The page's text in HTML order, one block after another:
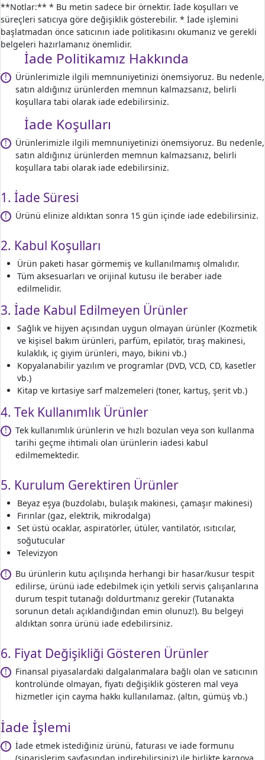
**Notlar:** * Bu metin sadece bir örnektir. İade koşulları ve
süreçleri satıcıya göre değişiklik gösterebilir. * İade işlemini
başlatmadan önce satıcının iade politikasını okumanız ve gerekli
belgeleri hazırlamanız önemlidir.
İade Politikamız Hakkında
!
Ürünlerimizle ilgili memnuniyetinizi önemsiyoruz. Bu nedenle,
satın aldığınız ürünlerden memnun kalmazsanız, belirli
koşullara tabi olarak iade edebilirsiniz.
İade Koşulları
!
Ürünlerimizle ilgili memnuniyetinizi önemsiyoruz. Bu nedenle,
satın aldığınız ürünlerden memnun kalmazsanız, belirli
koşullara tabi olarak iade edebilirsiniz.
1. İade Süresi
! Ürünü elinize aldıktan sonra 15 gün içinde iade edebilirsiniz.
2. Kabul Koşulları
Ürün paketi hasar görmemiş ve kullanılmamış olmalıdır.
Tüm aksesuarları ve orijinal kutusu ile beraber iade
edilmelidir.
3. İade Kabul Edilmeyen Ürünler
Sağlık ve hijyen açısından uygun olmayan ürünler (Kozmetik
ve kişisel bakım ürünleri, parfüm, epilatör, tıraş makinesi,
kulaklık, iç giyim ürünleri, mayo, bikini vb.)
Kopyalanabilir yazılım ve programlar (DVD, VCD, CD, kasetler
vb.)
Kitap ve kırtasiye sarf malzemeleri (toner, kartuş, şerit vb.)
4. Tek Kullanımlık Ürünler
!
Tek kullanımlık ürünlerin ve hızlı bozulan veya son kullanma
tarihi geçme ihtimali olan ürünlerin iadesi kabul
edilmemektedir.
5. Kurulum Gerektiren Ürünler
Beyaz eşya (buzdolabı, bulaşık makinesi, çamaşır makinesi)
Fırınlar (gaz, elektrik, mikrodalga)
Set üstü ocaklar, aspiratörler, ütüler, vantilatör, ısıtıcılar,
soğutucular
Televizyon
!
Bu ürünlerin kutu açılışında herhangi bir hasar/kusur tespit
edilirse, ürünü iade edebilmek için yetkili servis çalışanlarına
durum tespit tutanağı doldurtmanız gerekir (Tutanakta
sorunun detalı açıklandığından emin olunuz!). Bu belgeyi
aldıktan sonra ürünü iade edebilirsiniz.
6. Fiyat Değişikliği Gösteren Ürünler
!
Finansal piyasalardaki dalgalanmalara bağlı olan ve satıcının
kontrolünde olmayan, fiyatı değişiklik gösteren mal veya
hizmetler için cayma hakkı kullanılamaz. (altın, gümüş vb.)
İade İşlemi
!
İade etmek istediğiniz ürünü, faturası ve iade formunu